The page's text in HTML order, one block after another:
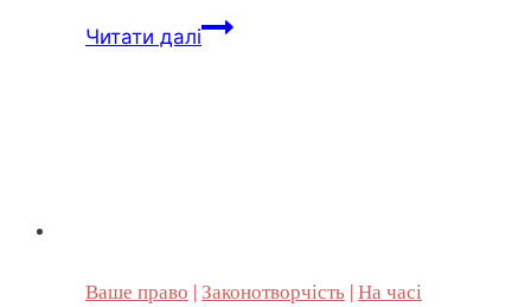
Читати далі
Ваше право | Законотворчість |На часі